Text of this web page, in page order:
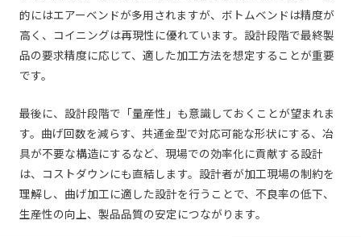
的にはエアーベンドが多用されますが、ボトムベンドは精度が
高く、コイニングは再現性に優れています。設計段階で最終製
品の要求精度に応じて、適した加工方法を想定することが重要
です。
最後に、設計段階で「量産性」も意識しておくことが望まれま
す。曲げ回数を減らす、共通金型で対応可能な形状にする、冶
具が不要な構造にするなど、現場での効率化に貢献する設計
は、コストダウンにも直結します。設計者が加工現場の制約を
理解し、曲げ加工に適した設計を行うことで、不良率の低下、
生産性の向上、製品品質の安定につながります。